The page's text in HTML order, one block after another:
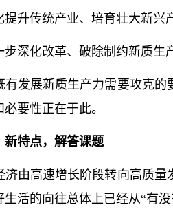
提升传统产业、培育壮大新兴
步深化改革、破除制约新质生
有发展新质生产力需要攻克
要性正在于此。
新特点，解答课题
济由高速增长阶段转向高质量
活的向往总体上已经从“有没